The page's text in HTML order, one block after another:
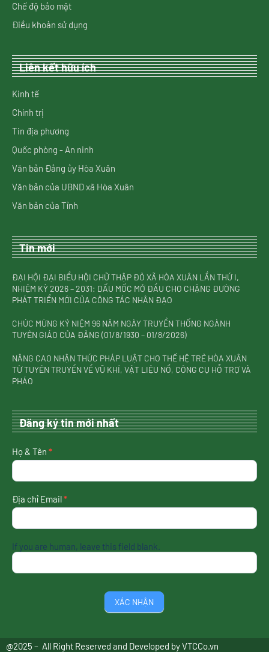
Chế độ bảo mật
Điều khoản sử dụng
Liên kết hữu ích
Kinh tế
Chính trị
Tin địa phương
Quốc phòng - An ninh
Văn bản Đảng ủy Hòa Xuân
Văn bản của UBND xã Hòa Xuân
Văn bản của Tỉnh
Tin mới
ĐẠI HỘI ĐẠI BIỂU HỘI CHỮ THẬP ĐỎ XÃ HÒA XUÂN LẦN THỨ I,
NHIỆM KỲ 2026 – 2031: DẤU MỐC MỞ ĐẦU CHO CHẶNG ĐƯỜNG
PHÁT TRIỂN MỚI CỦA CÔNG TÁC NHÂN ĐẠO
CHÚC MỪNG KỶ NIỆM 96 NĂM NGÀY TRUYỀN THỐNG NGÀNH
TUYÊN GIÁO CỦA ĐẢNG (01/8/1930 – 01/8/2026)
NÂNG CAO NHẬN THỨC PHÁP LUẬT CHO THẾ HỆ TRẺ HÒA XUÂN
TỪ TUYÊN TRUYỀN VỀ VŨ KHÍ, VẬT LIỆU NỔ, CÔNG CỤ HỖ TRỢ VÀ
PHÁO
Đăng ký tin mới nhất
nhận
tin
nhất
Họ & Tên *
Địa chỉ Email*
If you are human, leave this field blank.
XÁC NHẬN
@2025 – All Right Reserved and Developed byVTCCo.vn